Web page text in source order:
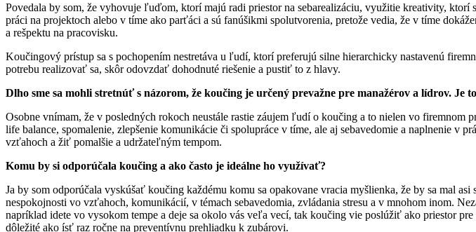
Povedala by som, že vyhovuje ľuďom, ktorí majú radi priestor na sebarealizáciu, využitie kreativity,
práci na projektoch alebo v tíme ako parťáci a sú fanúšikmi spolutvorenia, pretože vedia, že v tíme
a rešpektu na pracovisku.
Koučingový prístup sa s pochopením nestretáva u ľudí, ktorí preferujú silne hierarchicky nastavenú
potrebu realizovať sa, skôr odovzdať dohodnuté riešenie a pustiť to z hlavy.
Dlho sme sa mohli stretnúť s názorom, že koučing je určený prevažne pre manažérov a lídrov. Je
Osobne vnímam, že v posledných rokoch neustále rastie záujem ľudí o koučing a to nielen vo
life balance, spomalenie, zlepšenie komunikácie či spolupráce v tíme, ale aj sebavedomie a naplnenie
vzťahoch a žiť pomalšie a udržateľným tempom.
Komu by si odporúčala koučing a ako často je ideálne ho využívať?
Ja by som odporúčala vyskúšať koučing každému komu sa opakovane vracia myšlienka, že by sa mal
nespokojnosti vo vzťahoch, komunikácií, v témach sebavedomia, zvládania stresu a v mnohom inom.
napríklad idete vo vysokom tempe a deje sa okolo vás veľa vecí, tak koučing vie poslúžiť ako priestor
dôležité ako ísť raz ročne na preventívnu prehliadku k zubárovi.